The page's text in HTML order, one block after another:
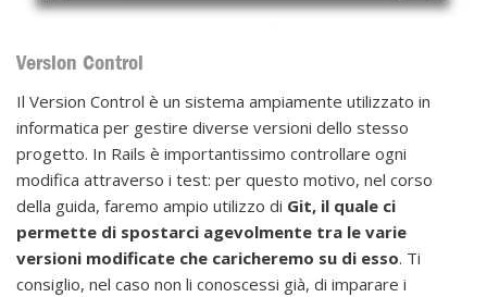
Version Control
Il Version Control è un sistema ampiamente utilizzato in
informatica per gestire diverse versioni dello stesso
progetto. In Rails è importantissimo controllare ogni
modifica attraverso i test: per questo motivo, nel corso
della guida, faremo ampio utilizzo di Git, il quale ci
permette di spostarci agevolmente tra le varie
versioni modificate che caricheremo su di esso. Ti
consiglio, nel caso non li conoscessi già, di imparare i